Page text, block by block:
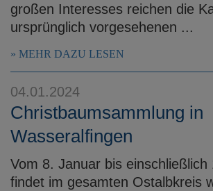
großen Interesses reichen die
ursprünglich vorgesehenen ...
MEHR DAZU LESEN
04.01.2024
Christbaumsammlung in
Wasseralfingen
Vom 8. Januar bis einschließlich
findet im gesamten Ostalbkreis